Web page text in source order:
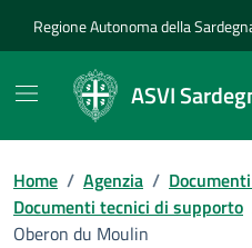
Regione Autonoma della
ASVI
Home / Agenzia /
Documenti tecnici di supporto
Oberon du Moulin